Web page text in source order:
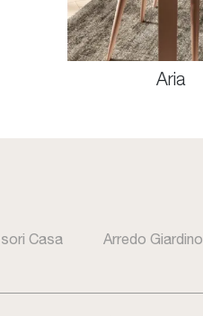
Aria
Casa Arredo Giardino